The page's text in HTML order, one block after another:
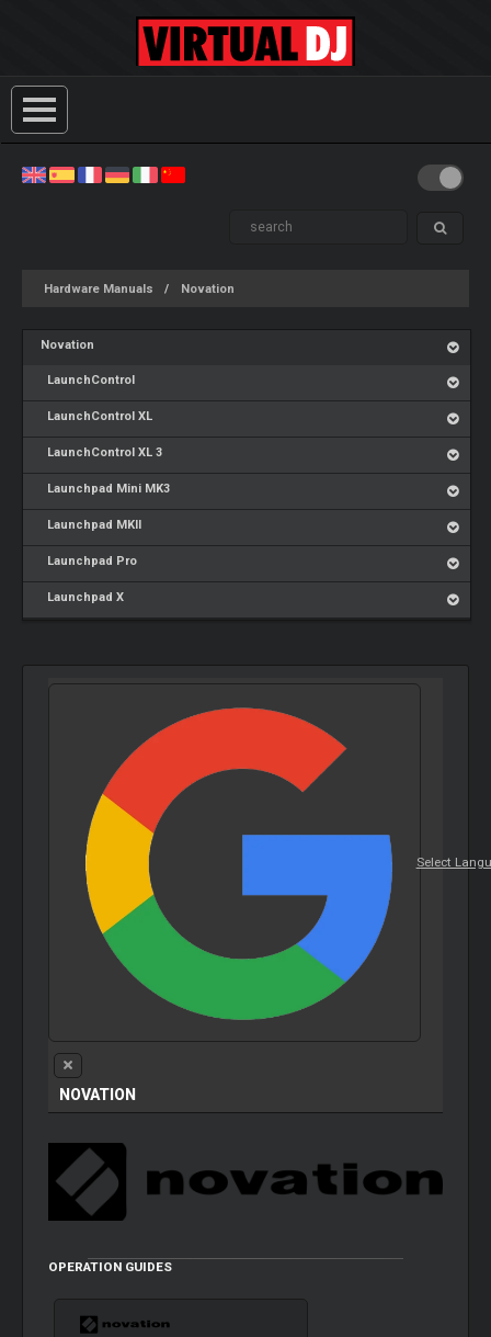
Hardware Manuals Novation
Novation
LaunchControl
LaunchControl XL
LaunchControl XL 3
Launchpad Mini MK3
Launchpad MKII
Launchpad Pro
Launchpad X
Select
NOVATION
OPERATION GUIDES